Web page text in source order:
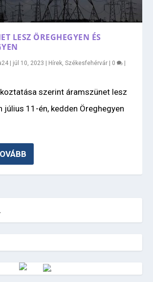
LESZ ÖREGHEGYEN ÉS
júl 10, 2023 Hírek,Székesfehérvár 0
szerint áramszünet lesz
július 11-én, kedden Öreghegyen
Vörösmarty Rádió